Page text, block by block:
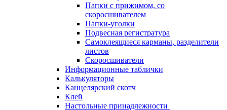
Папки с прижимом, со
скоросшивателем
Папки-уголки
Подвесная регистратура
Самоклеящиеся карманы, разделители
листов
Скоросшиватели
Информационные таблички
Калькуляторы
Канцелярский скотч
Клей
Настольные принадлежности